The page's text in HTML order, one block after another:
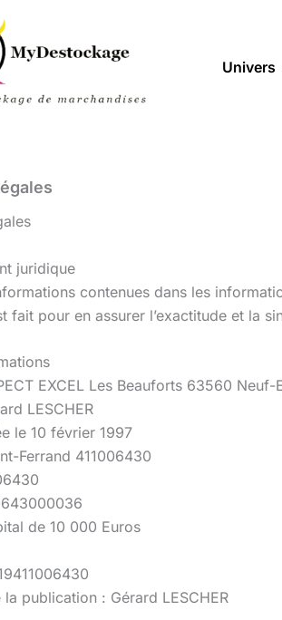
Univers
juridique
contenues dans les
fait pour en assurer l’exactitude et la
EXCEL Les Beauforts 63560 Neuf-
LESCHER
le 10 février 1997
Ferrand 411006430
de 10 000 Euros
publication : Gérard LESCHER